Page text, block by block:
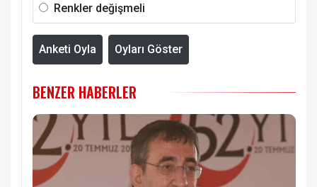
Renkler değişmeli
Anketi Oyla Oyları Göster
BENZER HABERLER